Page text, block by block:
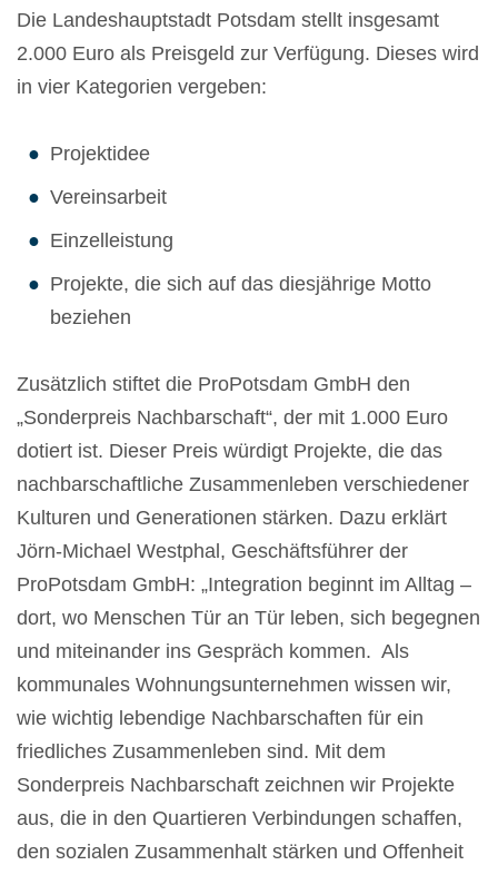
Die Landeshauptstadt Potsdam stellt insgesamt
2.000 Euro als Preisgeld zur Verfügung. Dieses wird
in vier Kategorien vergeben:
Projektidee
Vereinsarbeit
Einzelleistung
Projekte, die sich auf das diesjährige Motto
beziehen
Zusätzlich stiftet die ProPotsdam GmbH den
„Sonderpreis Nachbarschaft“, der mit 1.000 Euro
dotiert ist. Dieser Preis würdigt Projekte, die das
nachbarschaftliche Zusammenleben verschiedener
Kulturen und Generationen stärken. Dazu erklärt
Jörn-Michael Westphal, Geschäftsführer der
ProPotsdam GmbH: „Integration beginnt im Alltag –
dort, wo Menschen Tür an Tür leben, sich begegnen
und miteinander ins Gespräch kommen. Als
kommunales Wohnungsunternehmen wissen wir,
wie wichtig lebendige Nachbarschaften für ein
friedliches Zusammenleben sind. Mit dem
Sonderpreis Nachbarschaft zeichnen wir Projekte
aus, die in den Quartieren Verbindungen schaffen,
den sozialen Zusammenhalt stärken und Offenheit